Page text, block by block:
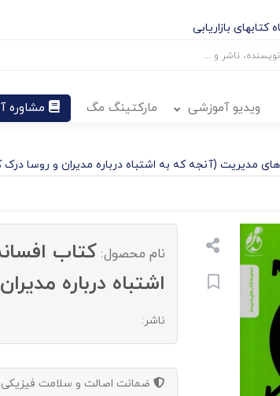
کتابهای بازاریابی
ویدیو آموزشی مارکتینگ مگ مشاوره
مدیریت (آنجه که به اشتباه درباره مدیران و روسا درک
نام محصول: کتاب
اشتباه درباره
ناشر:
ضمانت اصالت و سلامت فیزیکی